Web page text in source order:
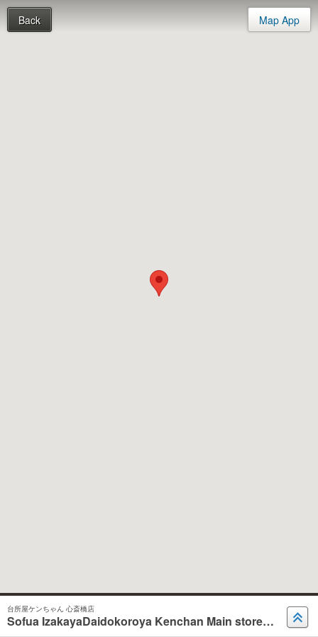
Back Map App
台所屋ケンちゃん 心斎橋店
Sofua IzakayaDaidokoroya Kenchan Main store Shinsaibashi